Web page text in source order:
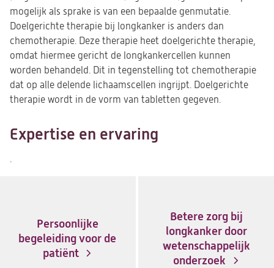
mogelijk als sprake is van een bepaalde genmutatie.
Doelgerichte therapie bij longkanker is anders dan
chemotherapie. Deze therapie heet doelgerichte therapie,
omdat hiermee gericht de longkankercellen kunnen
worden behandeld. Dit in tegenstelling tot chemotherapie
dat op alle delende lichaamscellen ingrijpt. Doelgerichte
therapie wordt in de vorm van tabletten gegeven.
Expertise en ervaring
.
Persoonlijke
begeleiding voor de
patiënt
Betere zorg bij
longkanker door
wetenschappelijk
onderzoek